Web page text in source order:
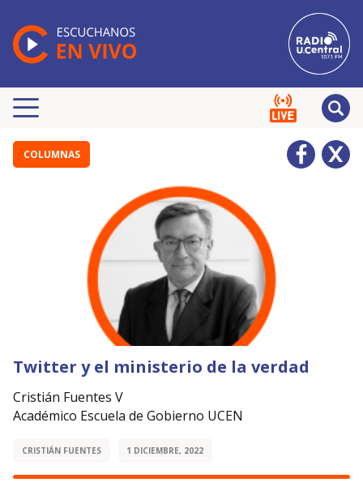
COLUMNAS
Twitter y el ministerio de la verdad
Cristián Fuentes V
Académico Escuela de Gobierno UCEN
CRISTIÁN FUENTES 1 DICIEMBRE, 2022